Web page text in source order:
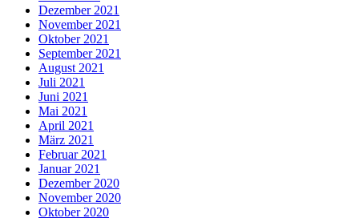
Dezember 2021
November 2021
Oktober 2021
September 2021
August 2021
Juli 2021
Juni 2021
Mai 2021
April 2021
März 2021
Februar 2021
Januar 2021
Dezember 2020
November 2020
Oktober 2020